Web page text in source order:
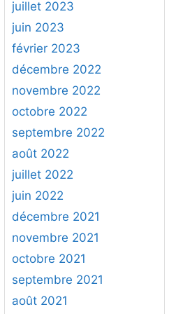
juillet 2023
juin 2023
février 2023
décembre 2022
novembre 2022
octobre 2022
septembre 2022
août 2022
juillet 2022
juin 2022
décembre 2021
novembre 2021
octobre 2021
septembre 2021
août 2021